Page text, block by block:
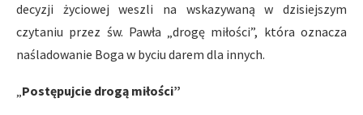
decyzji życiowej weszli na wskazywaną w dzisiejszym
czytaniu przez św. Pawła „drogę miłości”, która oznacza
naśladowanie Boga w byciu darem dla innych.
„Postępujcie drogą miłości”